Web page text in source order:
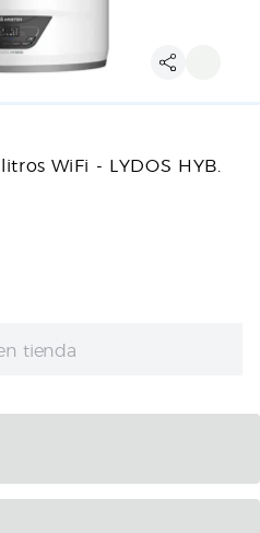
WiFi - LYDOS HYB.
tienda